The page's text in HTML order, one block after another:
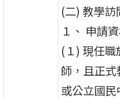
(二) 教學訪
１、 申請資
(１) 現任
師，且正式
或公立國民